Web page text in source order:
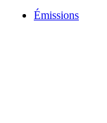
Émissions